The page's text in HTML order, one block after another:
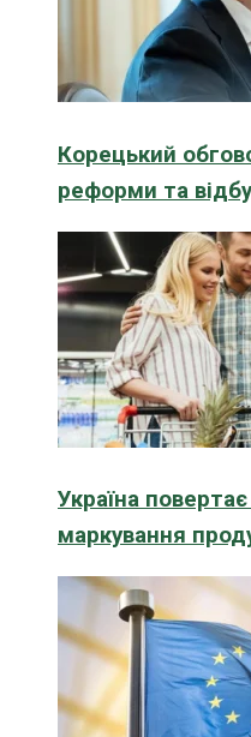
Корецький
реформи та
Україна
маркування